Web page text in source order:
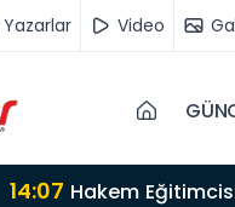
Yazarlar Video
14:07 Hakem